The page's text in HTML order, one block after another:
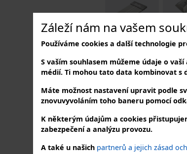
Záleží nám na vašem
Používáme cookies a další technologie
S vaším souhlasem můžeme údaje o
médií. Ti mohou tato data kombinovat
Máte možnost nastavení upravit podle
znovuvyvoláním toho baneru pomocí
K některým údajům a cookies
zabezpečení a analýzu provozu.
A také u našich partnerů a jejich zásad